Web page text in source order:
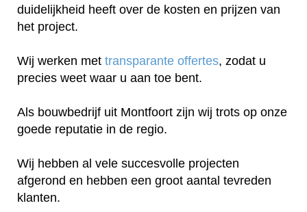
duidelijkheid heeft over de kosten en prijzen van
het project.
Wij werken met transparante offertes, zodat u
precies weet waar u aan toe bent.
Als bouwbedrijf uit Montfoort zijn wij trots op onze
goede reputatie in de regio.
Wij hebben al vele succesvolle projecten
afgerond en hebben een groot aantal tevreden
klanten.